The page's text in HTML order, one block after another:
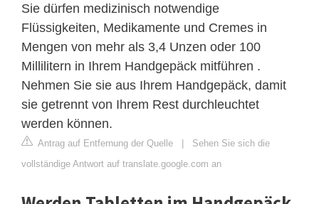
Sie dürfen medizinisch notwendige
Flüssigkeiten, Medikamente und Cremes in
Mengen von mehr als 3,4 Unzen oder 100
Millilitern in Ihrem Handgepäck mitführen .
Nehmen Sie sie aus Ihrem Handgepäck, damit
sie getrennt von Ihrem Rest durchleuchtet
werden können.
Antrag auf Entfernung der Quelle | Sehen Sie sich die
vollständige Antwort auf translate.google.com an